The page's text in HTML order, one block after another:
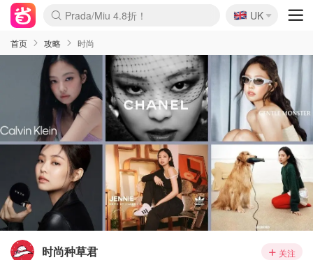
麦卢卡蜂蜜夏促！个位数！
Prada/Miu 4.8折！
啥？必胜客披萨5折！
🇬🇧
UK
首页 攻略 时尚
时尚种草君 关注